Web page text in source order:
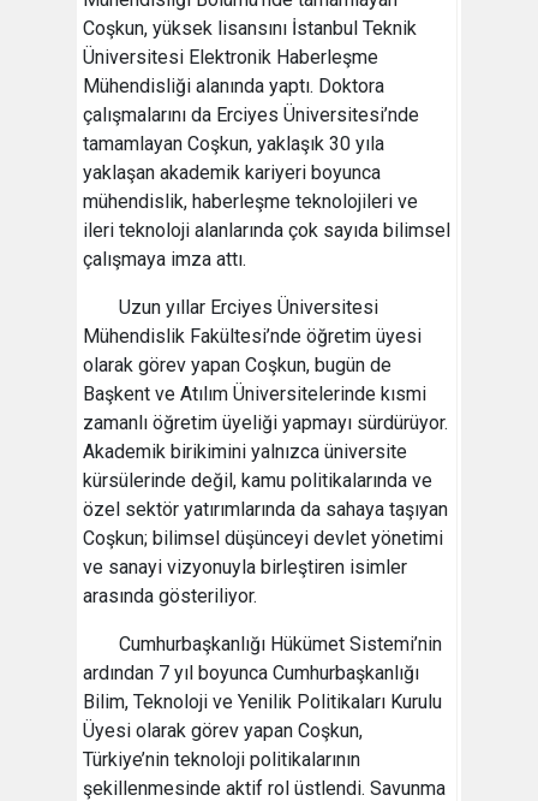
Coşkun, yüksek lisansını İstanbul Teknik
Üniversitesi Elektronik Haberleşme
Mühendisliği alanında yaptı. Doktora
çalışmalarını da Erciyes Üniversitesi’nde
tamamlayan Coşkun, yaklaşık 30 yıla
yaklaşan akademik kariyeri boyunca
mühendislik, haberleşme teknolojileri ve
ileri teknoloji alanlarında çok sayıda bilimsel
çalışmaya imza attı.
Uzun yıllar Erciyes Üniversitesi
Mühendislik Fakültesi’nde öğretim üyesi
olarak görev yapan Coşkun, bugün de
Başkent ve Atılım Üniversitelerinde kısmi
zamanlı öğretim üyeliği yapmayı sürdürüyor.
Akademik birikimini yalnızca üniversite
kürsülerinde değil, kamu politikalarında ve
özel sektör yatırımlarında da sahaya taşıyan
Coşkun; bilimsel düşünceyi devlet yönetimi
ve sanayi vizyonuyla birleştiren isimler
arasında gösteriliyor.
Cumhurbaşkanlığı Hükümet Sistemi’nin
ardından 7 yıl boyunca Cumhurbaşkanlığı
Bilim, Teknoloji ve Yenilik Politikaları Kurulu
Üyesi olarak görev yapan Coşkun,
Türkiye’nin teknoloji politikalarının
şekillenmesinde aktif rol üstlendi. Savunma